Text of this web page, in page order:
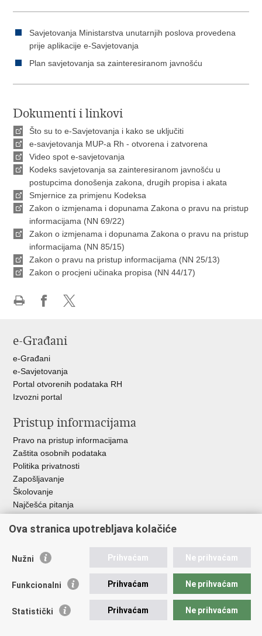
Savjetovanja Ministarstva unutarnjih poslova provedena
prije aplikacije e-Savjetovanja
Plan savjetovanja sa zainteresiranom javnošću
Dokumenti i linkovi
Što su to e-Savjetovanja i kako se uključiti
e-savjetovanja MUP-a Rh - otvorena i zatvorena
Video spot e-savjetovanja
Kodeks savjetovanja sa zainteresiranom javnošću u
postupcima donošenja zakona, drugih propisa i akata
Smjernice za primjenu Kodeksa
Zakon o izmjenama i dopunama Zakona o pravu na pristup
informacijama (NN 69/22)
Zakon o izmjenama i dopunama Zakona o pravu na pristup
informacijama (NN 85/15)
Zakon o pravu na pristup informacijama (NN 25/13)
Zakon o procjeni učinaka propisa (NN 44/17)
Facebooku
X-
e-Građani
e-Građani
e-Savjetovanja
Portal otvorenih podataka RH
Izvozni portal
Pristup informacijama
Pravo na pristup informacijama
Zaštita osobnih podataka
Politika privatnosti
Zapošljavanje
Školovanje
Najčešća pitanja
Važne poveznice
EMN Nacionalna kontaktna točka za Republiku Hrvatsku
Policijska akademija
Zaklada policijske solidarnosti
Ova stranica upotrebljava kolačiće
Nužni Prihvaćam Ne prihvaćam
Funkcionalni Prihvaćam Ne prihvaćam
Statistički Prihvaćam Ne prihvaćam